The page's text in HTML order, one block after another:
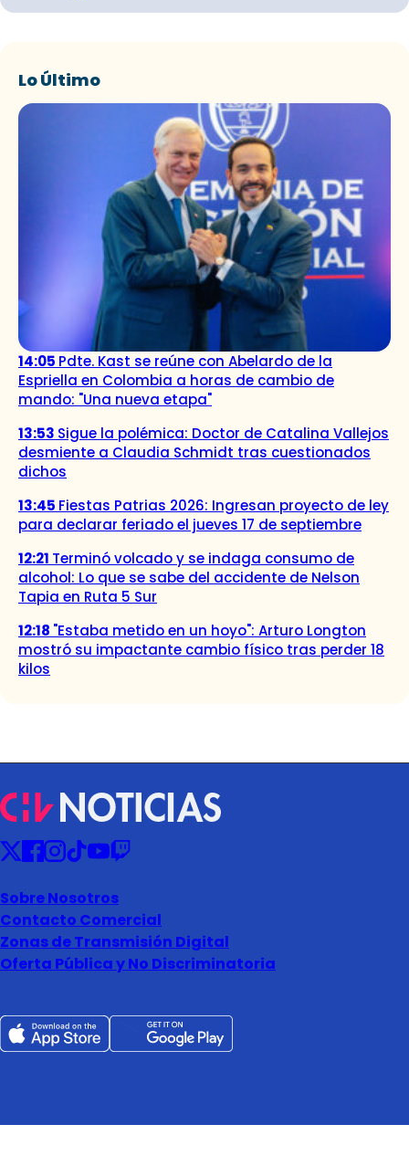
Lo Último
14:05 Pdte. Kast se reúne con Abelardo de la
Espriella en Colombia a horas de cambio de
mando: "Una nueva etapa"
13:53 Sigue la polémica: Doctor de Catalina Vallejos
desmiente a Claudia Schmidt tras cuestionados
dichos
13:45 Fiestas Patrias 2026: Ingresan proyecto de ley
para declarar feriado el jueves 17 de septiembre
12:21 Terminó volcado y se indaga consumo de
alcohol: Lo que se sabe del accidente de Nelson
Tapia en Ruta 5 Sur
12:18 "Estaba metido en un hoyo": Arturo Longton
mostró su impactante cambio físico tras perder 18
kilos
Sobre Nosotros
Contacto Comercial
Zonas de Transmisión Digital
Oferta Pública y No Discriminatoria